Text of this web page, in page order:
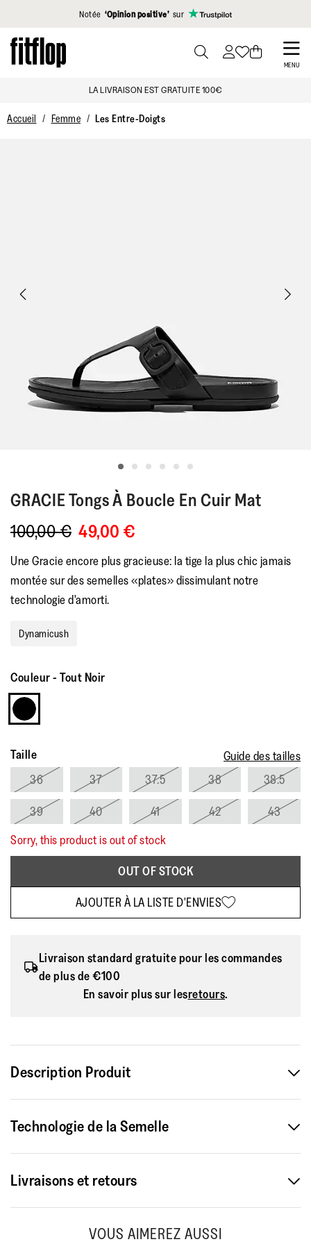
Cliquez pour consulter notre déclaration d'accessibilité
Notée ‘Opinion positive’ sur
Skip
to
MENU
TO
LA LIVRAISON EST GRATUITE 100€
Accueil Femme Les Entre-Doigts
GRACIETongs À Boucle En Cuir Mat
100,00 € 49,00 €
Une Gracie encore plus gracieuse: la tige la plus chic jamais
montée sur des semelles «plates» dissimulant notre
technologie d'amorti.
Dynamicush
Couleur- Tout Noir
Taille
Guide des tailles
36
37 37.5 38 38.5
39 40 41 42
43
Sorry, this product is out of stock
OUT OF STOCK
AJOUTER À LA LISTE D'ENVIES
Livraison standard gratuite pour les commandes
de plus de €100
En savoir plus sur lesretours.
Description Produit
ayant été revisitées avec une tige plus chic, plus fine (et
suffira de les enfiler pour constater qu'il n'y a pas plus
rebond élevé est astucieusement dissimulé dans ces
Technologie de la Semelle
Livraisons et retours
VOUS AIMEREZ AUSSI